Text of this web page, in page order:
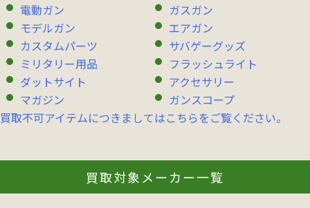
電動ガン
ガスガン
モデルガン
エアガン
カスタムパーツ
サバゲーグッズ
ミリタリー用品
フラッシュライト
ダットサイト
アクセサリー
マガジン
ガンスコープ
買取不可アイテムにつきましてはこちらをご覧ください。
買取対象メーカー一覧